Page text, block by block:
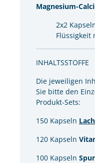
Magnesium-
2x2
Flüssigkeit
INHALTSSTOFFE
Die jeweiligen
Sie bitte den
Produkt-Sets:
150 Kapseln
120 Kapseln
100 Kapseln